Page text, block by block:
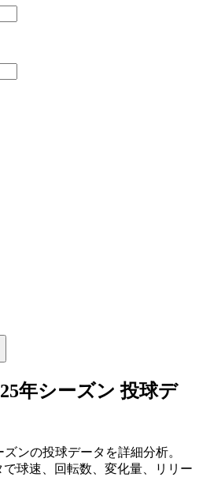
年シーズン 投球デ
ズンの投球データを詳細分析。
で球速、回転数、変化量、リリー